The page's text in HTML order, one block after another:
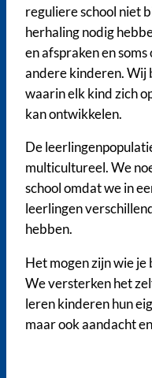
reguliere school niet
herhaling nodig
en afspraken en
andere kinderen. Wij
waarin elk kind zich
kan ontwikkelen.
De
multicultureel. We
school omdat we in
leerlingen
hebben.
Het mogen zijn wie je
We versterken het
leren kinderen hun
maar ook aandacht